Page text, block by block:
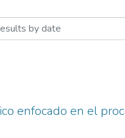
enfocado en el